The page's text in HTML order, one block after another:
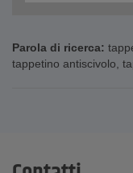
Parola di ricerca:
tappetino antiscivolo,